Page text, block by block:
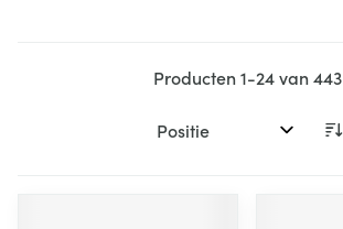
Producten1-24van443
Sorteer op: